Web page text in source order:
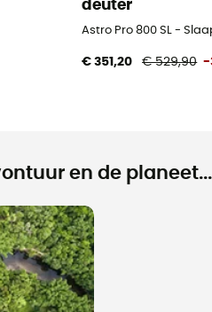
deuter
Astro Pro 800 SL -
€ 351,20 € 529,90 -
en de planeet...